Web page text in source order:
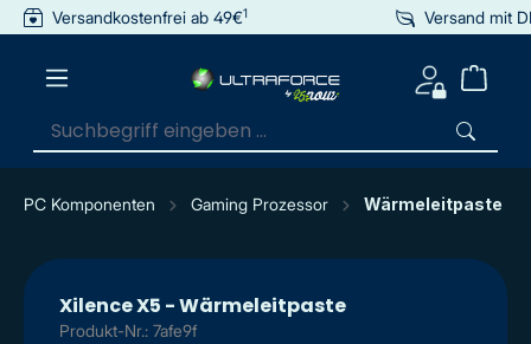
springen
Versandkostenfrei ab 49€1 Versand mit
PC Komponenten Gaming Prozessor Wärmeleitpaste
Xilence X5 - Wärmeleitpaste
Produkt-Nr.: 7afe9f